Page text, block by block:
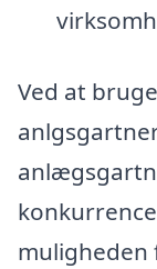
Ved at